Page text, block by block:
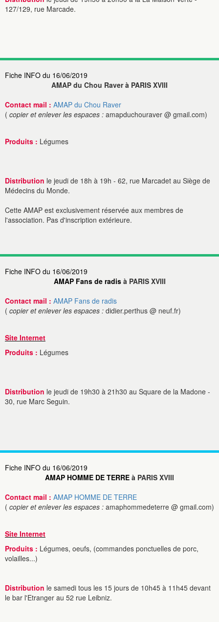
127/129, rue Marcade.
Fiche INFO du 16/06/2019
AMAP du Chou Raver à PARIS XVIII
Contact mail : AMAP du Chou Raver
( copier et enlever les espaces : amapduchouraver @ gmail.com)
Produits : Légumes
Distribution le jeudi de 18h à 19h - 62, rue Marcadet au Siège de
Médecins du Monde.
Cette AMAP est exclusivement réservée aux membres de
l'association. Pas d'inscription extérieure.
Fiche INFO du 16/06/2019
AMAP Fans de radisà PARIS XVIII
Contact mail : AMAP Fans de radis
( copier et enlever les espaces : didier.perthus @ neuf.fr)
Site Internet
Produits : Légumes
Distribution le jeudi de 19h30 à 21h30 au Square de la Madone -
30, rue Marc Seguin.
Fiche INFO du 16/06/2019
AMAP HOMME DE TERRE à PARIS XVIII
Contact mail : AMAP HOMME DE TERRE
( copier et enlever les espaces : amaphommedeterre @ gmail.com)
Site Internet
Produits : Légumes, oeufs, (commandes ponctuelles de porc,
volailles...)
Distribution le samedi tous les 15 jours de 10h45 à 11h45 devant
le bar l'Etranger au 52 rue Leibniz.